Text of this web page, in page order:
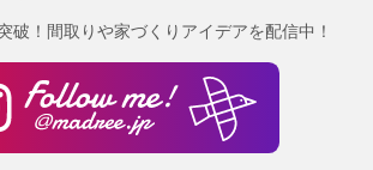
破！間取りや家づくりアイデアを配信中！